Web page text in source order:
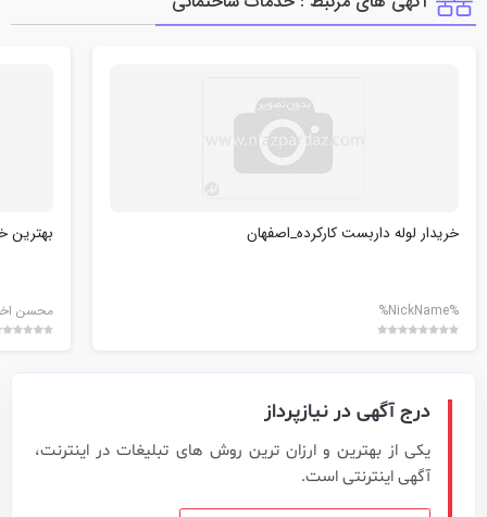
خریدار لوله داربست کارکرده_اصفهان
%NickName%
بهترین
محسن
درج آگهی در نیازپرداز
یکی از بهترین و ارزان ترین روش های تبلیغات در اینترنت،
آگهی اینترنتی است.